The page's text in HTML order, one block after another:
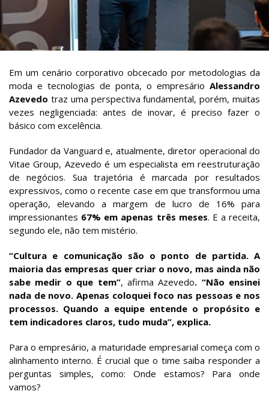
Em um cenário corporativo obcecado por metodologias da
moda e tecnologias de ponta, o empresário Alessandro
Azevedo traz uma perspectiva fundamental, porém, muitas
vezes negligenciada: antes de inovar, é preciso fazer o
básico com excelência.
Fundador da Vanguard e, atualmente, diretor operacional do
Vitae Group, Azevedo é um especialista em reestruturação
de negócios. Sua trajetória é marcada por resultados
expressivos, como o recente case em que transformou uma
operação, elevando a margem de lucro de 16% para
impressionantes 67% em apenas três meses. E a receita,
segundo ele, não tem mistério.
“Cultura e comunicação são o ponto de partida. A
maioria das empresas quer criar o novo, mas ainda não
sabe medir o que tem”, afirma Azevedo. “Não ensinei
nada de novo. Apenas coloquei foco nas pessoas e nos
processos. Quando a equipe entende o propósito e
tem indicadores claros, tudo muda”, explica.
Para o empresário, a maturidade empresarial começa com o
alinhamento interno. É crucial que o time saiba responder a
perguntas simples, como: Onde estamos? Para onde
vamos?